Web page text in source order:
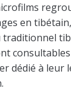
en
traditionnel
dédié à leur